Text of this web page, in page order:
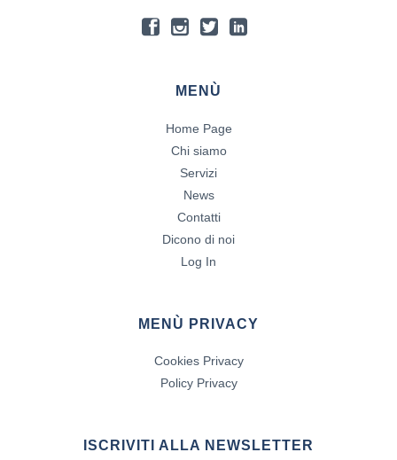
MENÙ
Home Page
Chi siamo
Servizi
News
Contatti
Dicono di noi
Log In
MENÙ PRIVACY
Cookies Privacy
Policy Privacy
ISCRIVITI ALLA NEWSLETTER